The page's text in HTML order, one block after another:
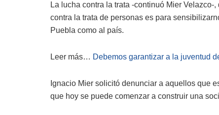
La lucha contra la trata -continuó Mier
contra la trata de personas es para
Puebla como al país.
Leer más… Debemos garantizar a la juventud
Ignacio Mier solicitó denunciar a aquellos que
que hoy se puede comenzar a construir una